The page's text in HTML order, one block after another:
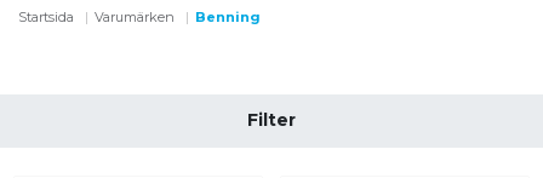
Startsida Varumärken Benning
Filter